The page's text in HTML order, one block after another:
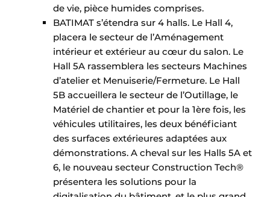
de vie, pièce humides comprises.
BATIMAT s’étendra sur 4 halls. Le Hall 4,
placera le secteur de l’Aménagement
intérieur et extérieur au cœur du salon. Le
Hall 5A rassemblera les secteurs Machines
d’atelier et Menuiserie/Fermeture. Le Hall
5B accueillera le secteur de l’Outillage, le
Matériel de chantier et pour la 1ère fois, les
véhicules utilitaires, les deux bénéficiant
des surfaces extérieures adaptées aux
démonstrations. A cheval sur les Halls 5A et
6, le nouveau secteur Construction Tech®
présentera les solutions pour la